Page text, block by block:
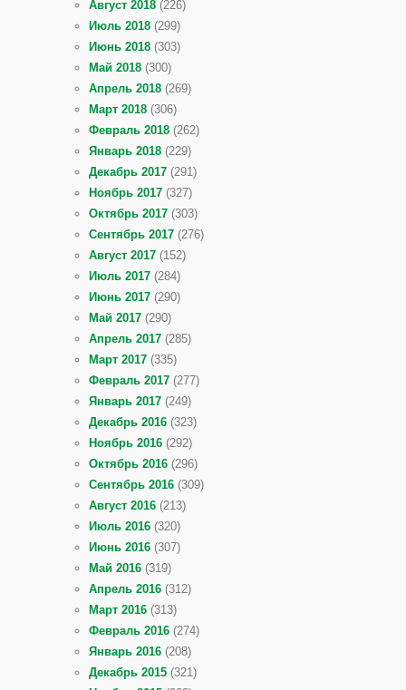
Август 2018 (226)
Июль 2018 (299)
Июнь 2018 (303)
Май 2018 (300)
Апрель 2018 (269)
Март 2018 (306)
Февраль 2018 (262)
Январь 2018 (229)
Декабрь 2017 (291)
Ноябрь 2017 (327)
Октябрь 2017 (303)
Сентябрь 2017 (276)
Август 2017 (152)
Июль 2017 (284)
Июнь 2017 (290)
Май 2017 (290)
Апрель 2017 (285)
Март 2017 (335)
Февраль 2017 (277)
Январь 2017 (249)
Декабрь 2016 (323)
Ноябрь 2016 (292)
Октябрь 2016 (296)
Сентябрь 2016 (309)
Август 2016 (213)
Июль 2016 (320)
Июнь 2016 (307)
Май 2016 (319)
Апрель 2016 (312)
Март 2016 (313)
Февраль 2016 (274)
Январь 2016 (208)
Декабрь 2015 (321)